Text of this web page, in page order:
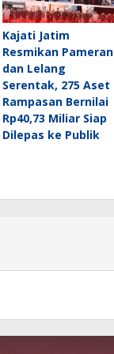
Kajati Jatim
Resmikan Pameran
dan Lelang
Serentak, 275 Aset
Rampasan Bernilai
Rp40,73 Miliar Siap
Dilepas ke Publik